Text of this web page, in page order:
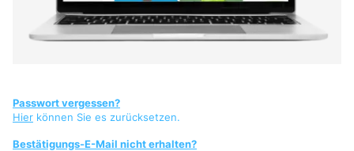
Passwort vergessen?
Hier können Sie es zurücksetzen.
Bestätigungs-E-Mail nicht erhalten?